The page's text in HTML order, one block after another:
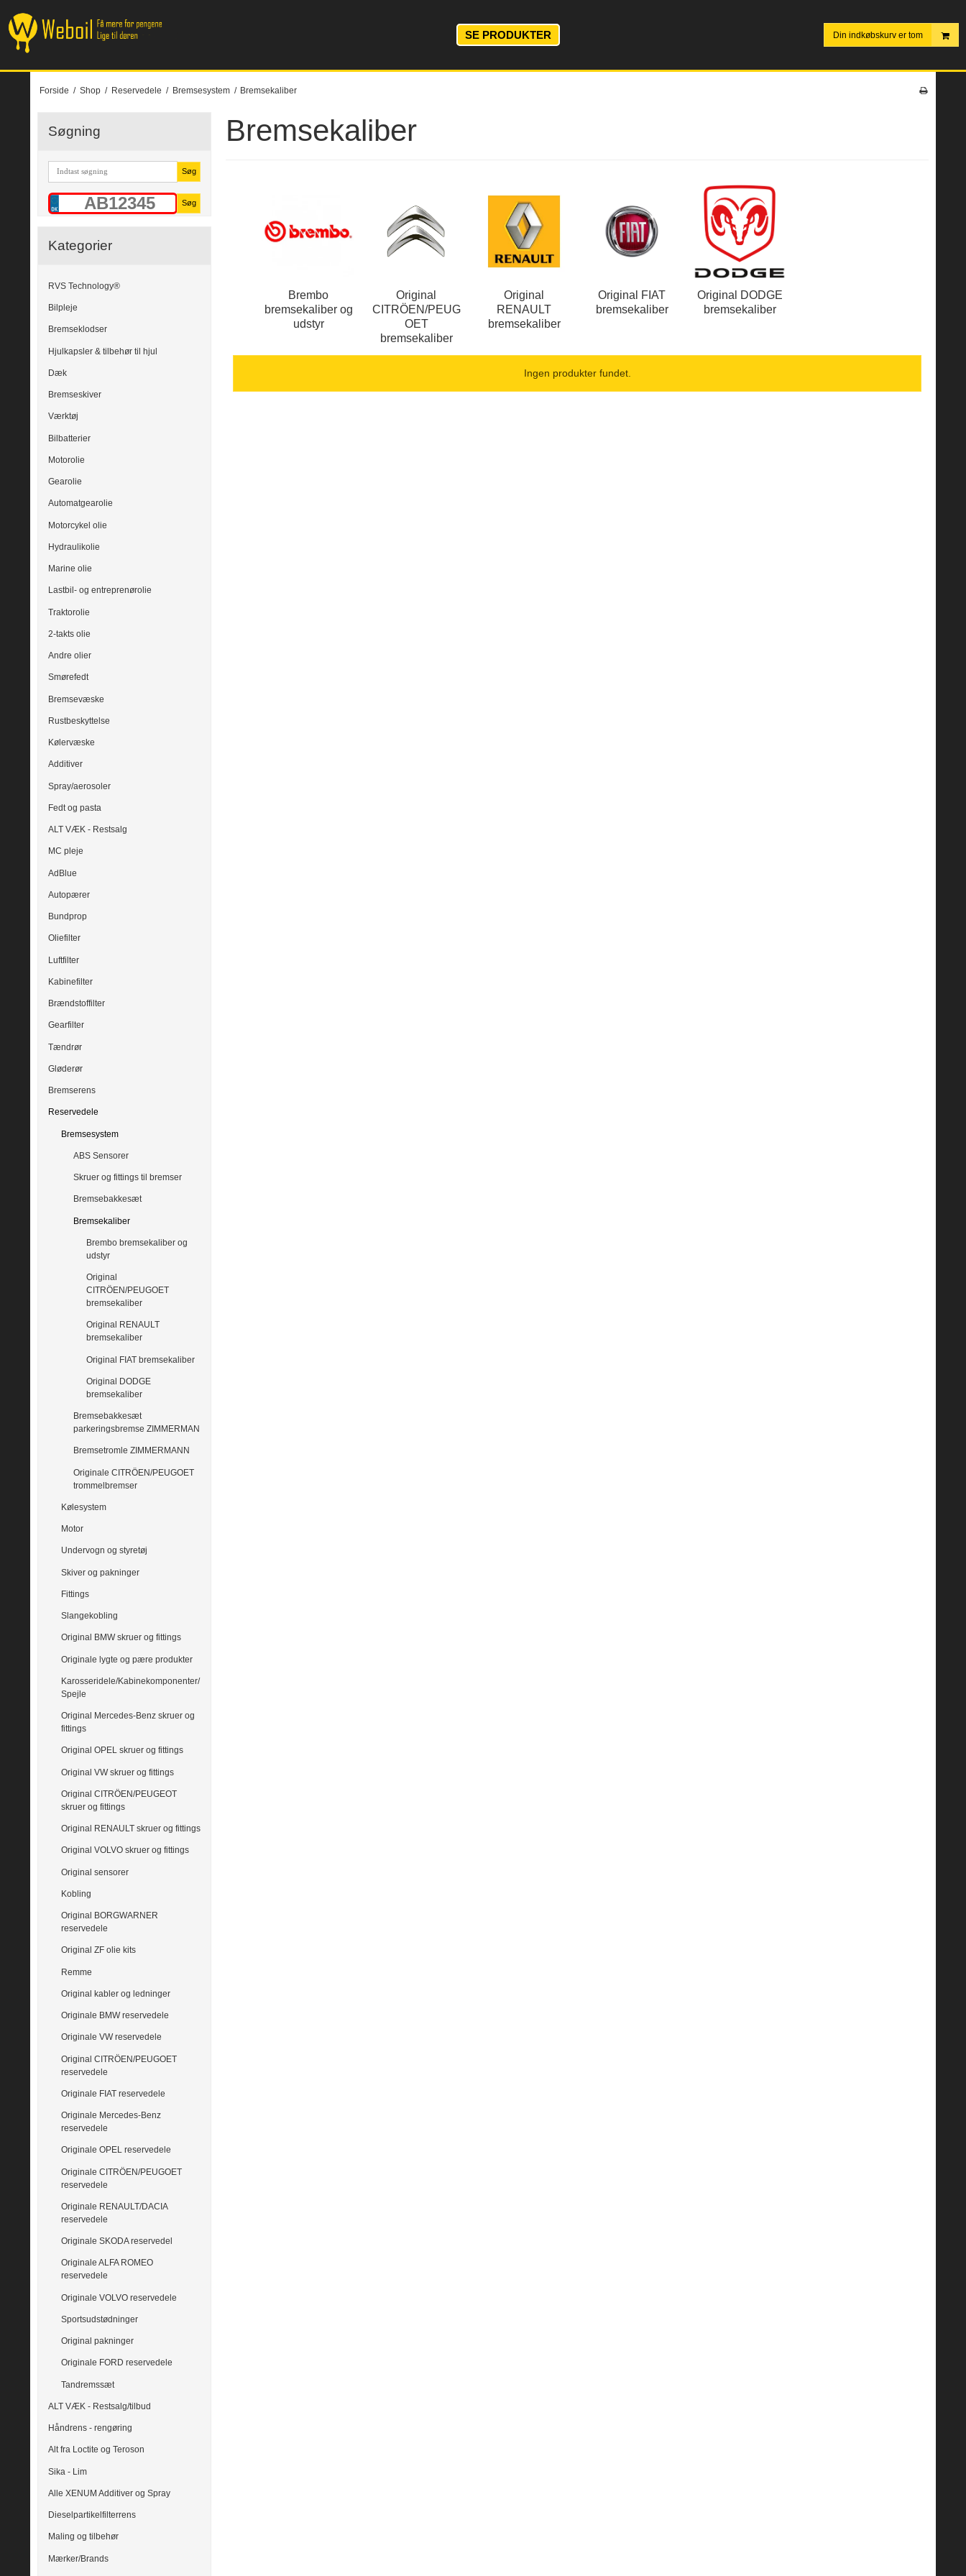
SE PRODUKTER Din indkøbskurv er tom
Forside / Shop / Reservedele / Bremsesystem / Bremsekaliber
Søgning
Søg
Søg
Kategorier
RVS Technology®
Bilpleje
Bremseklodser
Hjulkapsler & tilbehør til hjul
Dæk
Bremseskiver
Værktøj
Bilbatterier
Motorolie
Gearolie
Automatgearolie
Motorcykel olie
Hydraulikolie
Marine olie
Lastbil- og entreprenørolie
Traktorolie
2-takts olie
Andre olier
Smørefedt
Bremsevæske
Rustbeskyttelse
Kølervæske
Additiver
Spray/aerosoler
Fedt og pasta
ALT VÆK - Restsalg
MC pleje
AdBlue
Autopærer
Bundprop
Oliefilter
Luftfilter
Kabinefilter
Brændstoffilter
Gearfilter
Tændrør
Gløderør
Bremserens
Reservedele
Bremsesystem
ABS Sensorer
Skruer og fittings til bremser
Bremsebakkesæt
Bremsekaliber
Brembo bremsekaliber og
udstyr
Original
CITRÖEN/PEUGOET
bremsekaliber
Original RENAULT
bremsekaliber
Original FIAT bremsekaliber
Original DODGE
bremsekaliber
Bremsebakkesæt
parkeringsbremse ZIMMERMAN
Bremsetromle ZIMMERMANN
Originale CITRÖEN/PEUGOET
trommelbremser
Kølesystem
Motor
Undervogn og styretøj
Skiver og pakninger
Fittings
Slangekobling
Original BMW skruer og fittings
Originale lygte og pære produkter
Karosseridele/Kabinekomponenter/
Spejle
Original Mercedes-Benz skruer og
fittings
Original OPEL skruer og fittings
Original VW skruer og fittings
Original CITRÖEN/PEUGEOT
skruer og fittings
Original RENAULT skruer og fittings
Original VOLVO skruer og fittings
Original sensorer
Kobling
Original BORGWARNER
reservedele
Original ZF olie kits
Remme
Original kabler og ledninger
Originale BMW reservedele
Originale VW reservedele
Original CITRÖEN/PEUGOET
reservedele
Originale FIAT reservedele
Originale Mercedes-Benz
reservedele
Originale OPEL reservedele
Originale CITRÖEN/PEUGOET
reservedele
Originale RENAULT/DACIA
reservedele
Originale SKODA reservedel
Originale ALFA ROMEO
reservedele
Originale VOLVO reservedele
Sportsudstødninger
Original pakninger
Originale FORD reservedele
Tandremssæt
ALT VÆK - Restsalg/tilbud
Håndrens - rengøring
Alt fra Loctite og Teroson
Sika - Lim
Alle XENUM Additiver og Spray
Dieselpartikelfilterrens
Maling og tilbehør
Mærker/Brands
Bremsekaliber
Brembo
bremsekaliber og
udstyr
Original
CITRÖEN/PEUG
OET
bremsekaliber
Original
RENAULT
bremsekaliber
Original FIAT
bremsekaliber
Original DODGE
bremsekaliber
Ingen produkter fundet.